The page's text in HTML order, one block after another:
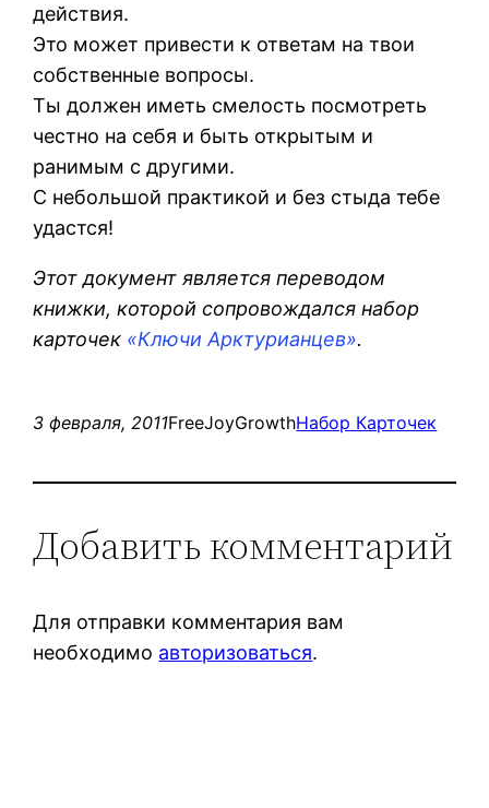
действия.
Это может привести к ответам на твои
собственные вопросы.
Ты должен иметь смелость посмотреть
честно на себя и быть открытым и
ранимым с другими.
С небольшой практикой и без стыда тебе
удастся!
Этот документ является переводом
книжки, которой сопровождался набор
карточек «Ключи Арктурианцев».
3 февраля, 2011FreeJoyGrowthНабор Карточек
Добавить комментарий
Для отправки комментария вам
необходимо авторизоваться.